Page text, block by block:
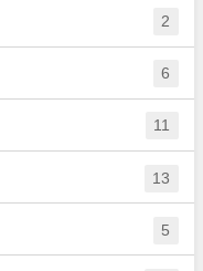
2
6
11
13
5